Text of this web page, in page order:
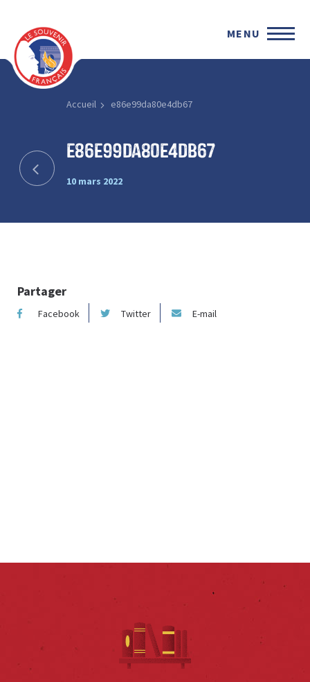
MENU
Accueil e86e99da80e4db67
e86e99da80e4db67
10 mars 2022
Partager
Facebook Twitter E-mail